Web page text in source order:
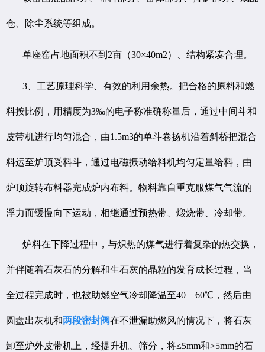
仓、除尘系统等组成。
单座窑占地面积不到2亩（30×40m2）、结构紧凑合理。
3、工艺原理科学、有效的利用余热。把合格的原料和燃
料按比例，用精度为3‰的电子称准确称量后，通过中间斗和
皮带机进行均匀混合，由1.5m3的单斗卷扬机沿着斜桥把混合
料运至炉顶受料斗，通过电磁振动给料机均匀定量给料，由
炉顶旋转布料器完成炉内布料。物料靠自重克服煤气气流的
浮力而缓慢向下运动，相继通过预热带、煅烧带、冷却带。
炉料在下降过程中，与炽热的煤气进行着复杂的热交换，
并伴随着石灰石的分解和生石灰的晶粒的发育成长过程，当
全过程完成时，也被助燃空气冷却降温至40—60℃，然后由
圆盘出灰机和两段密封阀在不泄漏助燃风的情况下，将石灰
卸至炉外皮带机上，经提升机、筛分，将≤5mm和>5mm的石